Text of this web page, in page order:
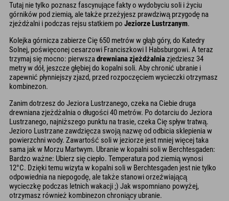
Tutaj nie tylko poznasz fascynujące fakty o wydobyciu soli i życiu
górników pod ziemią, ale także przeżyjesz prawdziwą przygodę na
zjeżdżalni i podczas rejsu statkiem po Jeziorze Lustrzanym.
Kolejka górnicza zabierze Cię 650 metrów w głąb góry, do Katedry
Solnej, poświęconej cesarzowi Franciszkowi I Habsburgowi. A teraz
trzymaj się mocno: pierwszadrewniana zjeżdżalniazjedziesz 34
metry w dół, jeszcze głębiej do kopalni soli. Aby chronić ubranie i
zapewnić płynniejszy zjazd, przed rozpoczęciem wycieczki otrzymasz
kombinezon.
Zanim dotrzesz do Jeziora Lustrzanego, czeka na Ciebie druga
drewniana zjeżdżalnia o długości 40 metrów. Po dotarciu do Jeziora
Lustrzanego, najniższego punktu na trasie, czeka Cię spływ tratwą.
Jezioro Lustrzane zawdzięcza swoją nazwę od odbicia sklepienia w
powierzchni wody. Zawartość soli w jeziorze jest mniej więcej taka
sama jak w Morzu Martwym. Ubranie w kopalni soli w Berchtesgaden:
Bardzo ważne: Ubierz się ciepło. Temperatura pod ziemią wynosi
12°C. Dzięki temu wizyta w kopalni soli w Berchtesgaden jest nie tylko
odpowiednia na niepogodę, ale także stanowi orzeźwiającą
wycieczkę podczas letnich wakacji ;) Jak wspomniano powyżej,
otrzymasz również kombinezon chroniący ubranie.